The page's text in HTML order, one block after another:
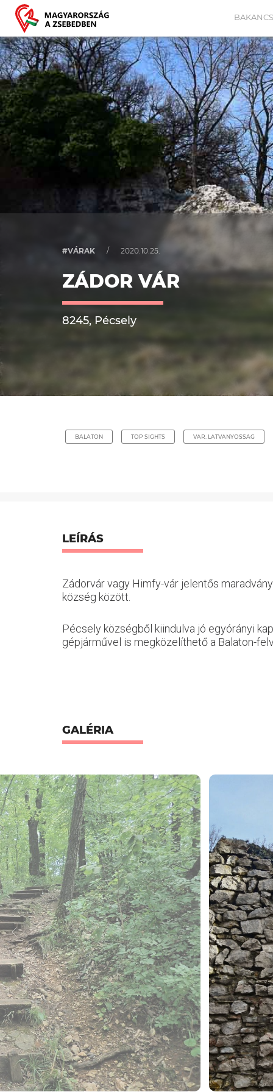
#VÁRAK / 2020.10.25.
ZÁDOR VÁR
8245, Pécsely
BALATON TOP SIGHTS VAR. LATVANYOSSAG
LEÍRÁS
Zádorvár vagy Himfy-vár jelentős
község között.
Pécsely községből kiindulva jó egyórányi
gépjárművel is megközelíthető a Balaton-
GALÉRIA